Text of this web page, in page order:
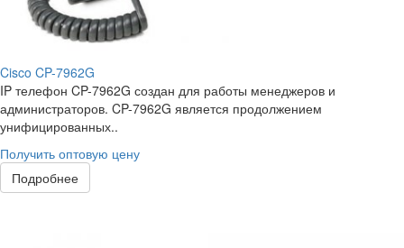
Cisco CP-7962G
IP телефон CP-7962G создан для работы менеджеров и
администраторов. CP-7962G является продолжением
унифицированных..
Получить оптовую цену
Подробнее